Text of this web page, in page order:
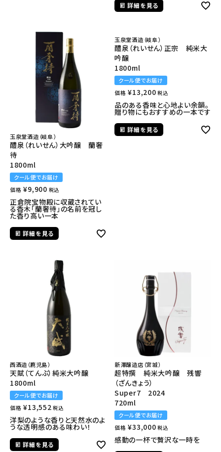
詳細を見る
玉泉堂酒造（岐阜）
醴泉（れいせん）大吟醸 蘭奢
待
1800ml
クール便でお届け
価格 ¥9,900 税込
正倉院宝物殿に収蔵されてい
る香木「蘭奢待」の名前を冠し
た香り高い一本
詳細を見る
玉泉堂酒造（岐阜）
醴泉（れいせん）正宗 純米大
吟醸
1800ml
クール便でお届け
価格 ¥13,200 税込
品のある香味と心地よい余韻。
贈り物にもおすすめの一本です
詳細を見る
西酒造（鹿児島）
天賦（てんぶ）純米大吟醸
1800ml
クール便でお届け
価格 ¥13,552 税込
洋梨のような香りと天然水のよ
うな透明感のある味わい！
詳細を見る
新澤醸造店（宮城）
超特撰 純米大吟醸 残響
（ざんきょう）
Super7 2024
720ml
クール便でお届け
価格 ¥33,000 税込
感動の一杯で贅沢な一時を